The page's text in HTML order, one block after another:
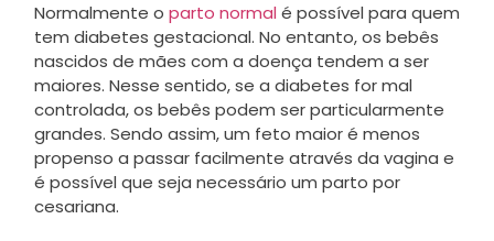
Normalmente o parto normal é possível para quem
tem diabetes gestacional. No entanto, os bebês
nascidos de mães com a doença tendem a ser
maiores. Nesse sentido, se a diabetes for mal
controlada, os bebês podem ser particularmente
grandes. Sendo assim, um feto maior é menos
propenso a passar facilmente através da vagina e
é possível que seja necessário um parto por
cesariana.